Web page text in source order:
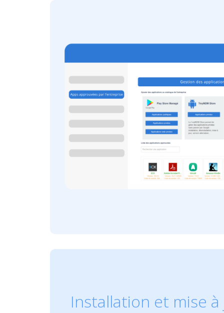
Installation et mise